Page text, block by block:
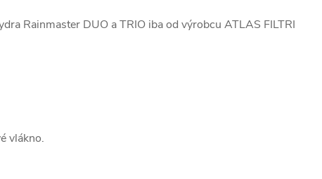
Rainmaster DUO a TRIO iba od výrobcu ATLAS FILTRI
vlákno.